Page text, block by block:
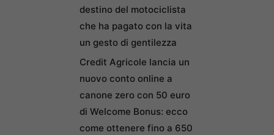
destino del motociclista
che ha pagato con la vita
un gesto di gentilezza
Credit Agricole lancia un
nuovo conto online a
canone zero con 50 euro
di Welcome Bonus: ecco
come ottenere fino a 650